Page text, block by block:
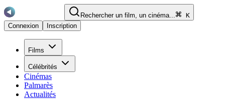
Rechercher un film, un cinéma...
K
Connexion
Inscription
Films
Célébrités
Cinémas
Palmarès
Actualités